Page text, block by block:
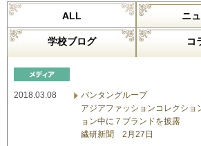
ALL ニ
学校ブログ コ
2018.03.08
バンタングループ
アジアファッションコレクシ
ョン中に７ブランドを披露
繊研新聞 2月27日